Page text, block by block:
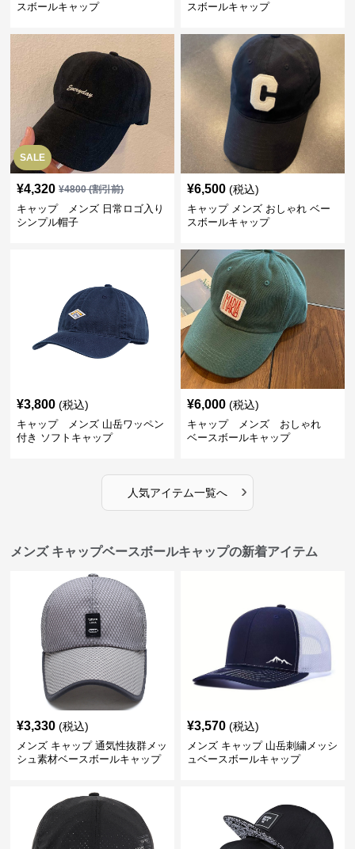
スボールキャップ
スボールキャップ
SALE
¥4,320 ¥4800(割引前)
キャップ メンズ 日常ロゴ入り
シンプル帽子
¥6,500 (税込)
キャップ メンズ おしゃれ ベー
スボールキャップ
¥3,800 (税込)
キャップ メンズ 山岳ワッペン
付き ソフトキャップ
¥6,000 (税込)
キャップ メンズ おしゃれ
ベースボールキャップ
人気アイテム一覧へ ›
メンズ キャップベースボールキャップの新着アイテム
¥3,330 (税込)
メンズ キャップ 通気性抜群メッ
シュ素材ベースボールキャップ
¥3,570 (税込)
メンズ キャップ 山岳刺繍メッシ
ュベースボールキャップ